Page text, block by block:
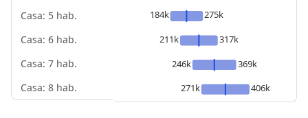
Casa: 5 hab.
Casa: 6 hab.
Casa: 7 hab.
Casa: 8 hab.
184k
275k
211k
317k
246k
369k
271k
406k